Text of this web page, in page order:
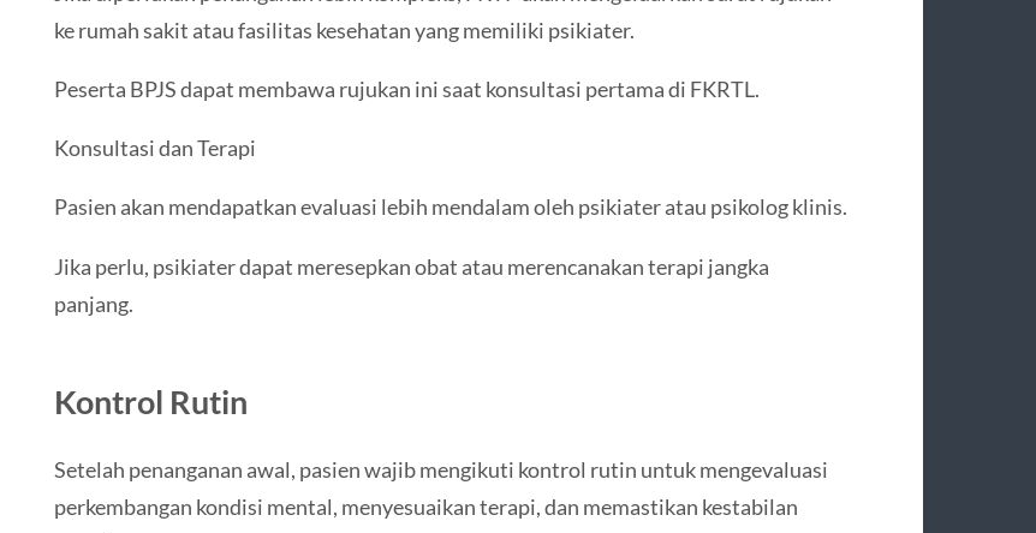
ke rumah sakit atau fasilitas kesehatan yang memiliki psikiater.
Peserta BPJS dapat membawa rujukan ini saat konsultasi pertama di FKRTL.
Konsultasi dan Terapi
Pasien akan mendapatkan evaluasi lebih mendalam oleh psikiater atau psikolog klinis.
Jika perlu, psikiater dapat meresepkan obat atau merencanakan terapi jangka
panjang.
Kontrol Rutin
Setelah penanganan awal, pasien wajib mengikuti kontrol rutin untuk mengevaluasi
perkembangan kondisi mental, menyesuaikan terapi, dan memastikan kestabilan